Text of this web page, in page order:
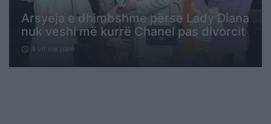
Arsyeja e dhimbshme përse Lady Diana
nuk veshi më kurrë Chanel pas divorcit
schedule 4 vit me parë